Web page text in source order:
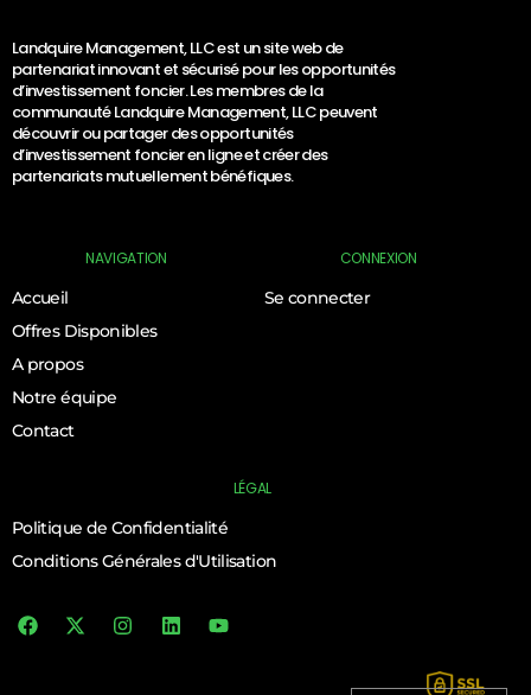
Landquire Management, LLC est un site web de
partenariat innovant et sécurisé pour les opportunités
d’investissement foncier. Les membres de la
communauté Landquire Management, LLC peuvent
découvrir ou partager des opportunités
d’investissement foncier en ligne et créer des
partenariats mutuellement bénéfiques.
NAVIGATION
Accueil
Offres Disponibles
A propos
Notre équipe
Contact
CONNEXION
Se connecter
LÉGAL
Politique de Confidentialité
Conditions Générales d'Utilisation